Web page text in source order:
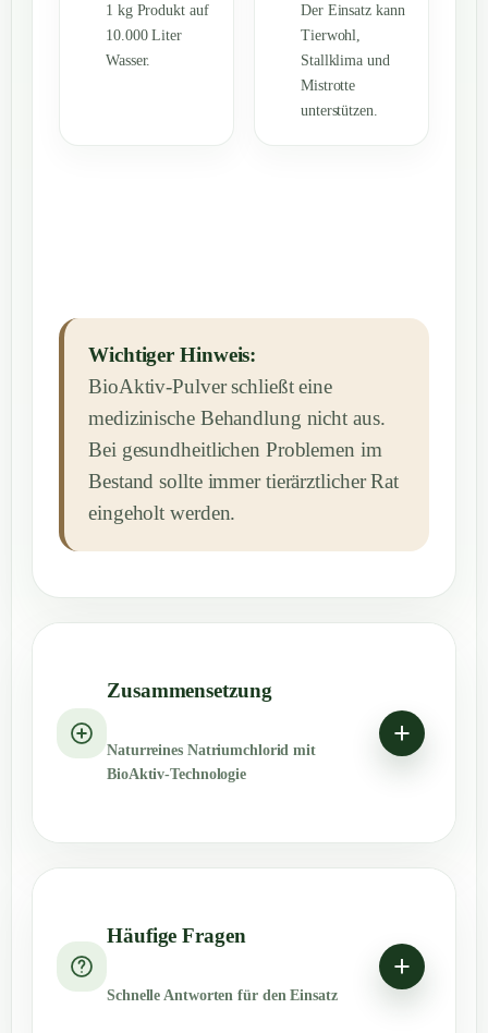
1 kg Produkt auf
10.000 Liter
Wasser.
Der Einsatz kann
Tierwohl,
Stallklima und
Mistrotte
unterstützen.
Wichtiger Hinweis:
BioAktiv-Pulver schließt eine
medizinische Behandlung nicht aus.
Bei gesundheitlichen Problemen im
Bestand sollte immer tierärztlicher Rat
eingeholt werden.
Zusammensetzung
Naturreines Natriumchlorid mit
BioAktiv-Technologie
Häufige Fragen
Schnelle Antworten für den Einsatz